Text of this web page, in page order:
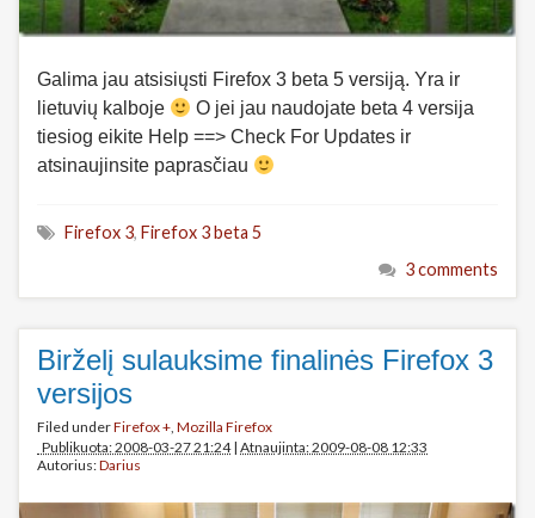
Galima jau atsisiųsti Firefox 3 beta 5 versiją. Yra ir
lietuvių kalboje
O jei jau naudojate beta 4 versija
tiesiog eikite Help ==> Check For Updates ir
atsinaujinsite paprasčiau
Firefox 3, Firefox 3 beta 5
3 comments
Birželį sulauksime finalinės Firefox 3
versijos
Filed underFirefox +, Mozilla Firefox
Publikuota: 2008-03-27 21:24| Atnaujinta: 2009-08-08 12:33
Autorius:Darius